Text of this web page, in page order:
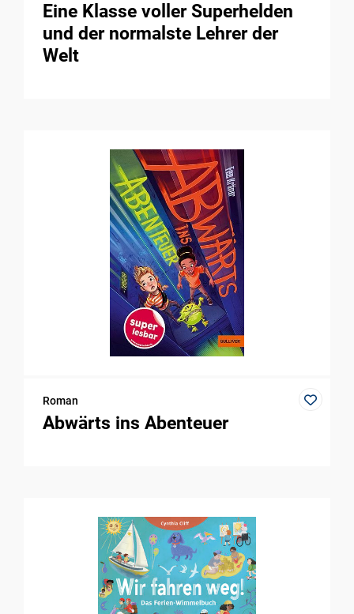
Eine Klasse voller Superhelden
und der normalste Lehrer der
Welt
Roman
Abwärts ins Abenteuer